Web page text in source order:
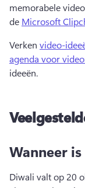
memorabele
de Microsoft
Verken video-
agenda voor
ideeën.
Wanneer
Diwali valt op 20